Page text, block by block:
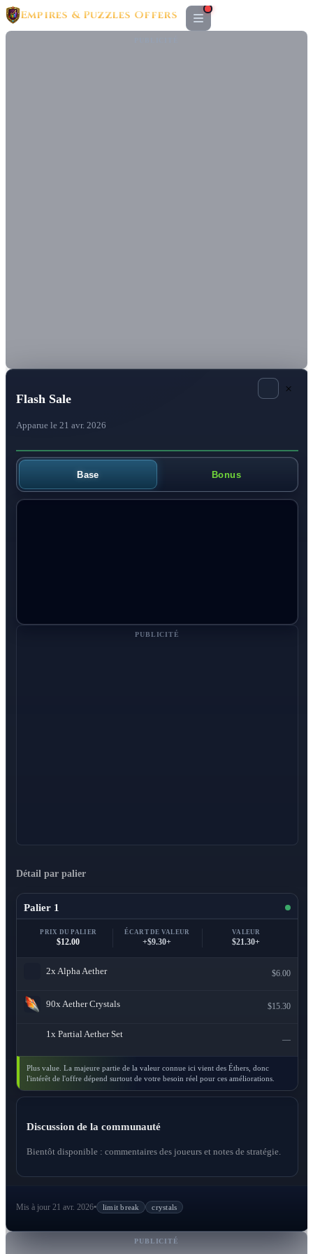
Empires & Puzzles Offers
Flash Sale
Apparue le 21 avr. 2026
×
Base Bonus
PUBLICITÉ
Détail par palier
Palier 1
PRIX DU PALIER
$12.00
ÉCART DE VALEUR
+$9.30+
VALEUR
$21.30+
2x Alpha Aether $6.00
90x Aether Crystals $15.30
1x Partial Aether Set
—
Plus value. La majeure partie de la valeur connue ici vient des Éthers, donc
l'intérêt de l'offre dépend surtout de votre besoin réel pour ces améliorations.
Discussion de la communauté
Bientôt disponible : commentaires des joueurs et notes de stratégie.
Mis à jour 21 avr. 2026• limit break crystals
PUBLICITÉ